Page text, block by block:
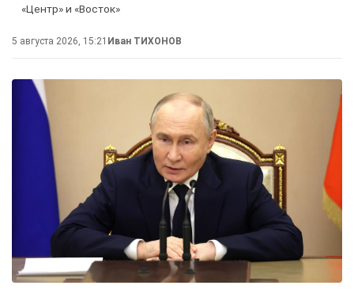
«Центр» и «Восток»
5 августа 2026, 15:21 Иван ТИХОНОВ